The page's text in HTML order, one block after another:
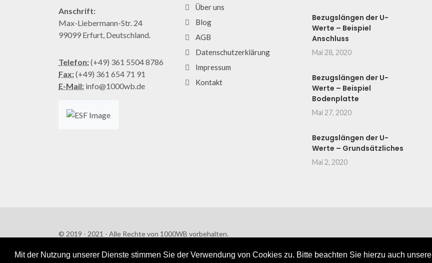
Mit der Nutzung unserer Dienste stimmen Sie der Verwendung von Cookies zu. Bitte beachten Sie hierzu auch unsere
Anschrift:
Max-Liebermann-Str. 24
99099 Erfurt, Deutschland.
Telefon:(+49) 361 5504 8786
Fax:(+49) 361 654 71 91
E-Mail: info@1000wb.de
Über uns
Blog
AGB
Datenschutzerklärung
Impressum
Kontakt
Bezugslängen der U-
Werte – Beispiel
Anschluss
Mai 28, 2020
Bezugslängen der U-
Werte – Beispiel
Bodenplatte
Mai 27, 2020
Bezugslängen der U-
Werte – Grundsätzliches
Mai 2, 2020
© 2019 - 2021 - Alle Rechte von 1000WB vorbehalten.